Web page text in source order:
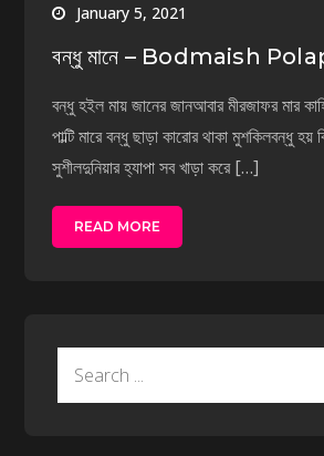
January 5, 2021
বন্ধু মানে – Bodmaish
বন্ধু হইল মায় জানের জানআবার মীরজাফর মার
পাল্টি মারে বন্ধু ছাড়া কারোর থাকা মুশকিলবন্ধু হয়
সুশীলদুনিয়ার হ্যাপা সব খাড়া করে […]
READ MORE